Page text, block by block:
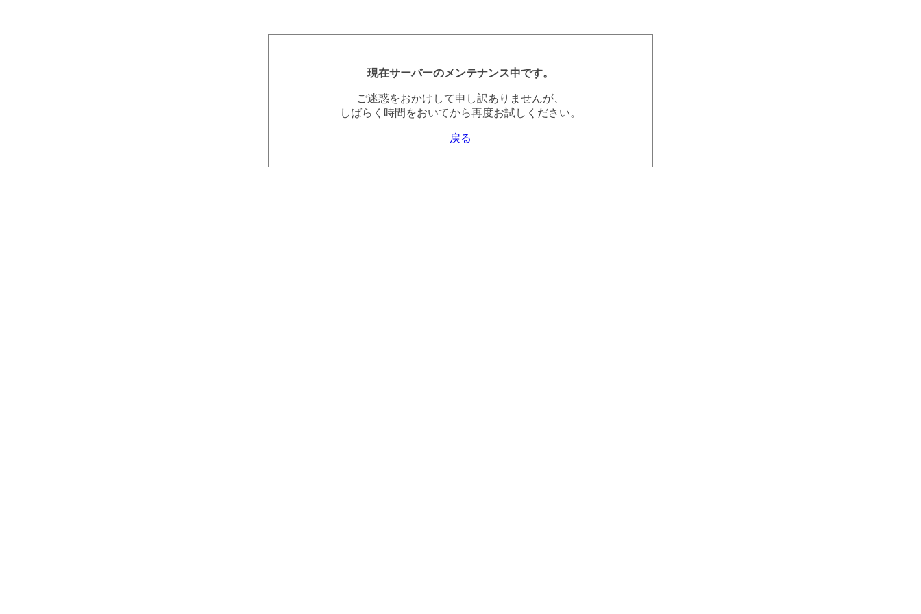
現在サーバーのメンテナンス中です。
ご迷惑をおかけして申し訳ありませんが、
しばらく時間をおいてから再度お試しください。
戻る